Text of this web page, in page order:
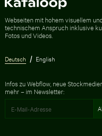
Webseiten mit hohem visuellem
technischem Anspruch inklusive
Fotos und Videos.
Deutsch English
Infos zu Webflow, neue
mehr – im Newsletter: